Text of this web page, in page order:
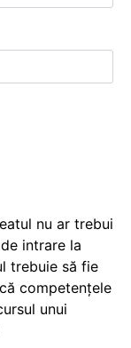
nu ar trebui
intrare la
trebuie să fie
competențele
unui